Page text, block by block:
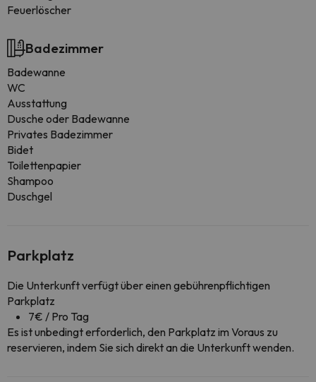
Feuerlöscher
Badezimmer
Badewanne
WC
Ausstattung
Dusche oder Badewanne
Privates Badezimmer
Bidet
Toilettenpapier
Shampoo
Duschgel
Parkplatz
Die Unterkunft verfügt über einen gebührenpflichtigen
Parkplatz
7€ / Pro Tag
Es ist unbedingt erforderlich, den Parkplatz im Voraus zu
reservieren, indem Sie sich direkt an die Unterkunft wenden.